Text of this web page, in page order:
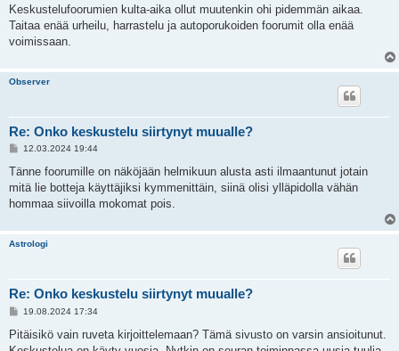
e
t
i
Keskustelufoorumien kulta-aika ollut muutenkin ohi pidemmän aikaa.
Taitaa enää urheilu, harrastelu ja autoporukoiden foorumit olla enää
voimissaan.
Observer
Re: Onko keskustelu siirtynyt muualle?
V
e
t
i
12.03.2024 19:44
Tänne foorumille on näköjään helmikuun alusta asti ilmaantunut jotain
mitä lie botteja käyttäjiksi kymmenittäin, siinä olisi ylläpidolla vähän
hommaa siivoilla mokomat pois.
Astrologi
Re: Onko keskustelu siirtynyt muualle?
V
e
19.08.2024 17:34
Pitäisikö vain ruveta kirjoittelemaan? Tämä sivusto on varsin ansioitunut.